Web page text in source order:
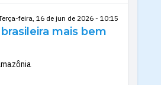
feira, 16 de jun de 2026 - 10:15
mais bem